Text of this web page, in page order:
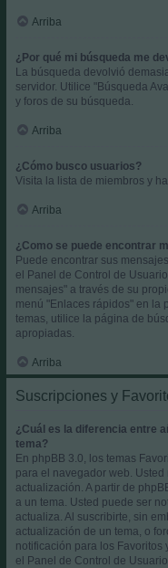
Arriba
¿Por qué mi búsqueda me
La búsqueda devolvió
servidor. Utilice "Búsqueda
y foros de su búsqueda.
Arriba
¿Cómo busco usuarios?
Visita la lista de miembros y
Arriba
¿Como se puede encontrar
Puede encontrar sus
el Panel de Control de
mensajes" a través de su
menú "Enlaces rápidos" en la
temas, utilice la página de
apropiadas.
Arriba
Suscripciones y
¿Cuál es la diferencia entre
tema?
En phpBB 3.0, los temas
para el navegador web.
actualización. A partir de
a un tema. Usted puede ser
actualiza. Al suscribirte, sin
actualización de un tema, o
notificación para los
el Panel de Control de